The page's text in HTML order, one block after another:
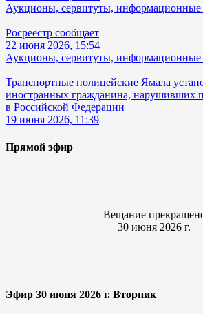
Аукционы, сервитуты, информационные
Росреестр сообщает
22 июня 2026, 15:54
Аукционы, сервитуты, информационные
Транспортные полицейские Ямала
иностранных гражданина, нарушивших
в Российской Федерации
19 июня 2026, 11:39
Прямой эфир
Вещание
30 июня 2026 г.
Эфир 30 июня 2026 г. Вторник